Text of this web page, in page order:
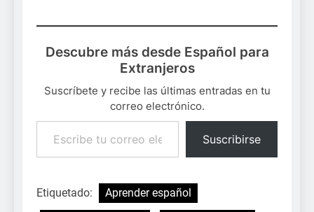
Descubre más desde Español para
Extranjeros
Suscríbete y recibe las últimas entradas en tu
correo electrónico.
Escribe tu correo electrónico…
Suscribirse
Etiquetado:
Aprender español